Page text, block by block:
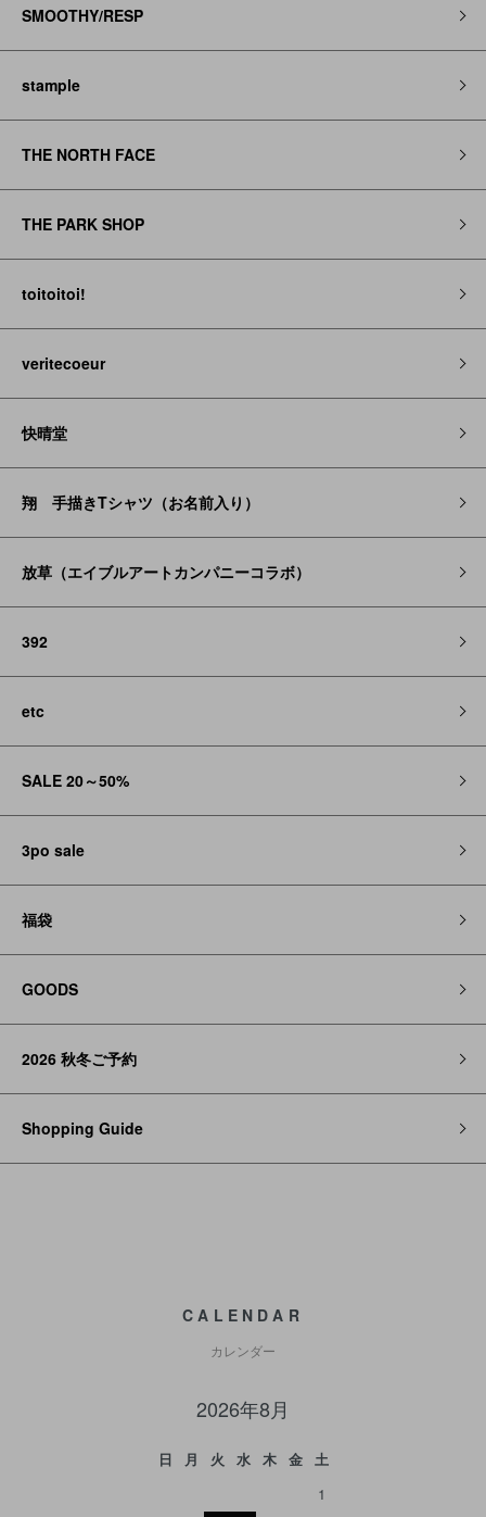
SMOOTHY/RESP
stample
THE NORTH FACE
THE PARK SHOP
toitoitoi!
veritecoeur
快晴堂
翔 手描きTシャツ（お名前入り）
放草（エイブルアートカンパニーコラボ）
392
etc
SALE 20～50%
3po sale
福袋
GOODS
2026 秋冬ご予約
Shopping Guide
CALENDAR
カレンダー
2026年8月
日 月 火 水 木 金
土
1